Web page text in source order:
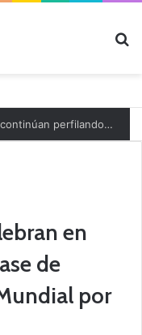
El CB Villarrobledo y el CB Criptana continúan perfilando sus plantillas
en
de
por